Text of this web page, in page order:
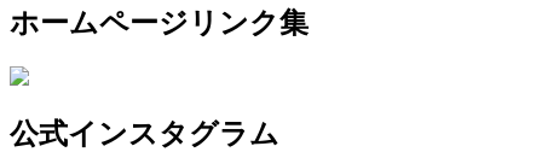
ホームページリンク集
公式インスタグラム